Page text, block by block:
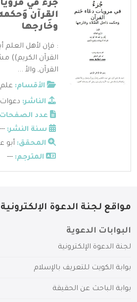
جُزءٌ في
القرآن
وخَارجها
: فإن لأهل العلم
القرآن الكريم))
القرآن, والأ ...
الأقسام: علم
الناشر: دعوات
عدد
سنة النشر:
المحقق: أبو
المترجم: ---
مواقع لجنة الدعوة الإلكترونية
البوابات الدعوية
لجنة الدعوة الإلكترونية
بوابة الكويت للتعريف بالإسلام
بوابة الباحث عن الحقيقة